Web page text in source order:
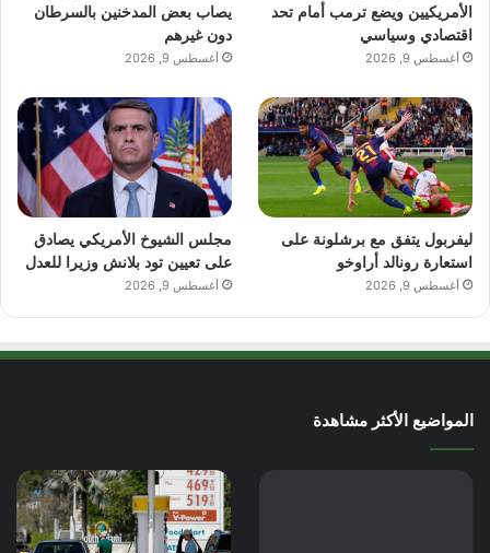
الأمريكيين ويضع ترمب أمام تحد
اقتصادي وسياسي
أغسطس 9, 2026
يصاب بعض المدخنين بالسرطان
دون غيرهم
أغسطس 9, 2026
ليفربول يتفق مع برشلونة على
استعارة رونالد أراوخو
أغسطس 9, 2026
مجلس الشيوخ الأمريكي يصادق
على تعيين تود بلانش وزيرا للعدل
أغسطس 9, 2026
المواضيع الأكثر مشاهدة